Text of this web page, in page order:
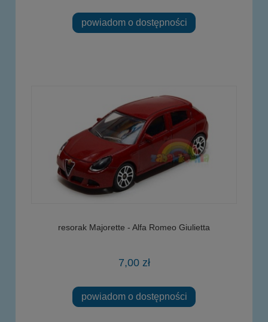
powiadom o dostępności
resorak Majorette - Alfa Romeo Giulietta
7,00 zł
powiadom o dostępności